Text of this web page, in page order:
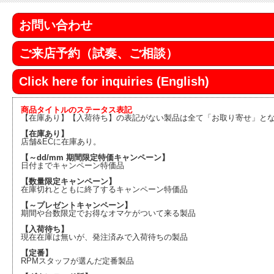
お問い合わせ
ご来店予約（試奏、ご相談）
Click here for inquiries (English)
商品タイトルのステータス表記
【在庫あり】【入荷待ち】の表記がない製品は全て「お取り寄せ」とな
【在庫あり】
店舗&ECに在庫あり。
【～dd/mm 期間限定特価キャンペーン】
日付までキャンペーン特価品
【数量限定キャンペーン】
在庫切れとともに終了するキャンペーン特価品
【～プレゼントキャンペーン】
期間や台数限定でお得なオマケがついて来る製品
【入荷待ち】
現在在庫は無いが、発注済みで入荷待ちの製品
【定番】
RPMスタッフが選んだ定番製品